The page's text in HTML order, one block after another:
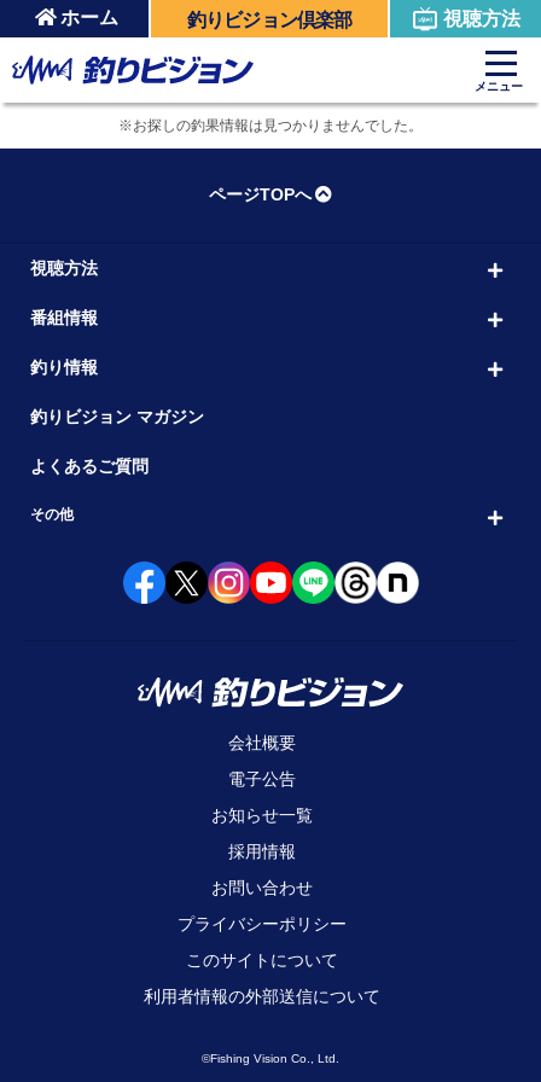
ホーム 釣りビジョン倶楽部 視聴方法
メニュー
※お探しの釣果情報は見つかりませんでした。
ページTOPへ
視聴方法
番組情報
釣り情報
釣りビジョン マガジン
よくあるご質問
その他
会社概要
電子公告
お知らせ一覧
採用情報
お問い合わせ
プライバシーポリシー
このサイトについて
利用者情報の外部送信について
©Fishing Vision Co., Ltd.